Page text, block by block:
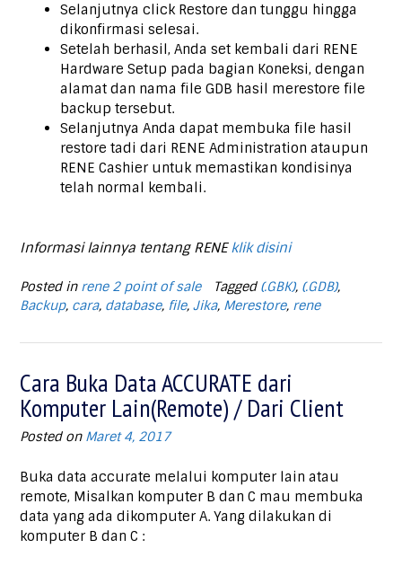
Selanjutnya click Restore dan tunggu hingga
dikonfirmasi selesai.
Setelah berhasil, Anda set kembali dari RENE
Hardware Setup pada bagian Koneksi, dengan
alamat dan nama file GDB hasil merestore file
backup tersebut.
Selanjutnya Anda dapat membuka file hasil
restore tadi dari RENE Administration ataupun
RENE Cashier untuk memastikan kondisinya
telah normal kembali.
Informasi lainnya tentang RENEklik disini
Posted in rene 2 point of sale Tagged (.GBK), (.GDB),
Backup, cara, database, file, Jika, Merestore, rene
Cara Buka Data ACCURATE dari
Komputer Lain(Remote) / Dari Client
Posted on Maret 4, 2017
Buka data accurate melalui komputer lain atau
remote, Misalkan komputer B dan C mau membuka
data yang ada dikomputer A. Yang dilakukan di
komputer B dan C :